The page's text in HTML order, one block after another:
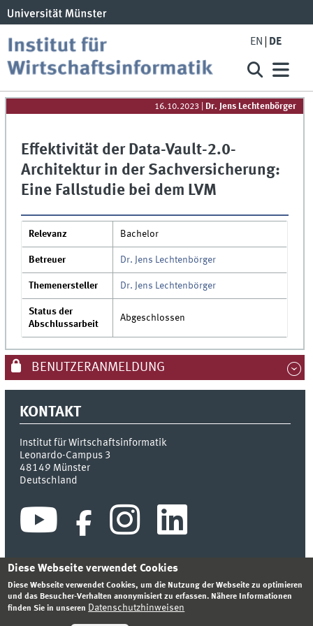
EN DE
16.10.2023 Dr. Jens Lechtenbörger
Effektivität der Data-Vault-2.0-
Architektur in der Sachversicherung:
Eine Fallstudie bei dem LVM
Relevanz Bachelor
Betreuer Dr. Jens Lechtenbörger
Themenersteller Dr. Jens Lechtenbörger
Status der
Abschlussarbeit
Abgeschlossen
BENUTZERANMELDUNG
KONTAKT
Institut für Wirtschaftsinformatik
Leonardo-Campus 3
48149 Münster
Deutschland
INDEX SITEMAP KONTAKT ANMELDEN
IMPRESSUM
DATENSCHUTZHINWEIS
Diese Webseite verwendet Cookies
Diese Webseite verwendet Cookies, um die Nutzung der Webseite zu optimieren
und das Besucher-Verhalten anonymisiert zu erfassen. Nähere Informationen
finden Sie in unseren Datenschutzhinweisen